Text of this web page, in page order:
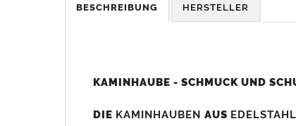
Was sollten Sie beim Kauf beachten?
BESCHREIBUNG HERSTELLER
KAMINHAUBE - SCHMUCK UND
DIE KAMINHAUBEN AUS EDELSTAHL